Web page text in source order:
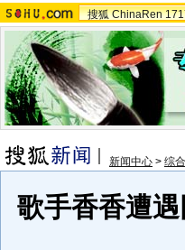
搜狐 ChinaRen
新闻中心 > 综合
歌手香香遭